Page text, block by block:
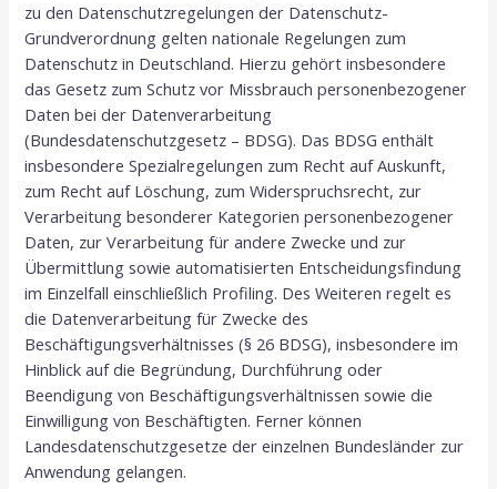
zu den Datenschutzregelungen der Datenschutz-
Grundverordnung gelten nationale Regelungen zum
Datenschutz in Deutschland. Hierzu gehört insbesondere
das Gesetz zum Schutz vor Missbrauch personenbezogener
Daten bei der Datenverarbeitung
(Bundesdatenschutzgesetz – BDSG). Das BDSG enthält
insbesondere Spezialregelungen zum Recht auf Auskunft,
zum Recht auf Löschung, zum Widerspruchsrecht, zur
Verarbeitung besonderer Kategorien personenbezogener
Daten, zur Verarbeitung für andere Zwecke und zur
Übermittlung sowie automatisierten Entscheidungsfindung
im Einzelfall einschließlich Profiling. Des Weiteren regelt es
die Datenverarbeitung für Zwecke des
Beschäftigungsverhältnisses (§ 26 BDSG), insbesondere im
Hinblick auf die Begründung, Durchführung oder
Beendigung von Beschäftigungsverhältnissen sowie die
Einwilligung von Beschäftigten. Ferner können
Landesdatenschutzgesetze der einzelnen Bundesländer zur
Anwendung gelangen.